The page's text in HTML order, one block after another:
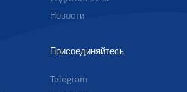
Новости
Присоединяйтесь
Telegram